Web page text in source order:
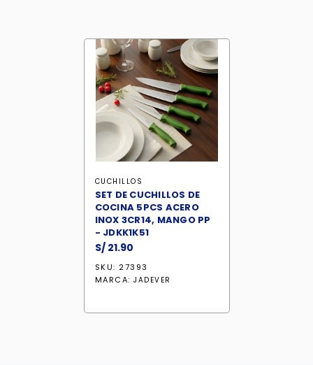
CUCHILLOS
SET DE CUCHILLOS DE
COCINA 5PCS ACERO
INOX 3CR14, MANGO PP
- JDKK1K51
S/21.90
SKU: 27393
MARCA: JADEVER